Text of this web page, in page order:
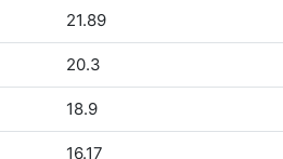
21.89
20.3
18.9
16.17